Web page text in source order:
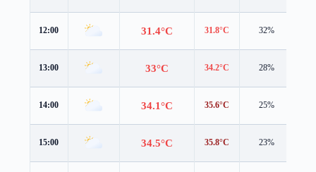
12:00 31.4°C 31.8°C 32%
13:00 33°C 34.2°C 28%
14:00 34.1°C 35.6°C 25%
15:00 34.5°C 35.8°C 23%